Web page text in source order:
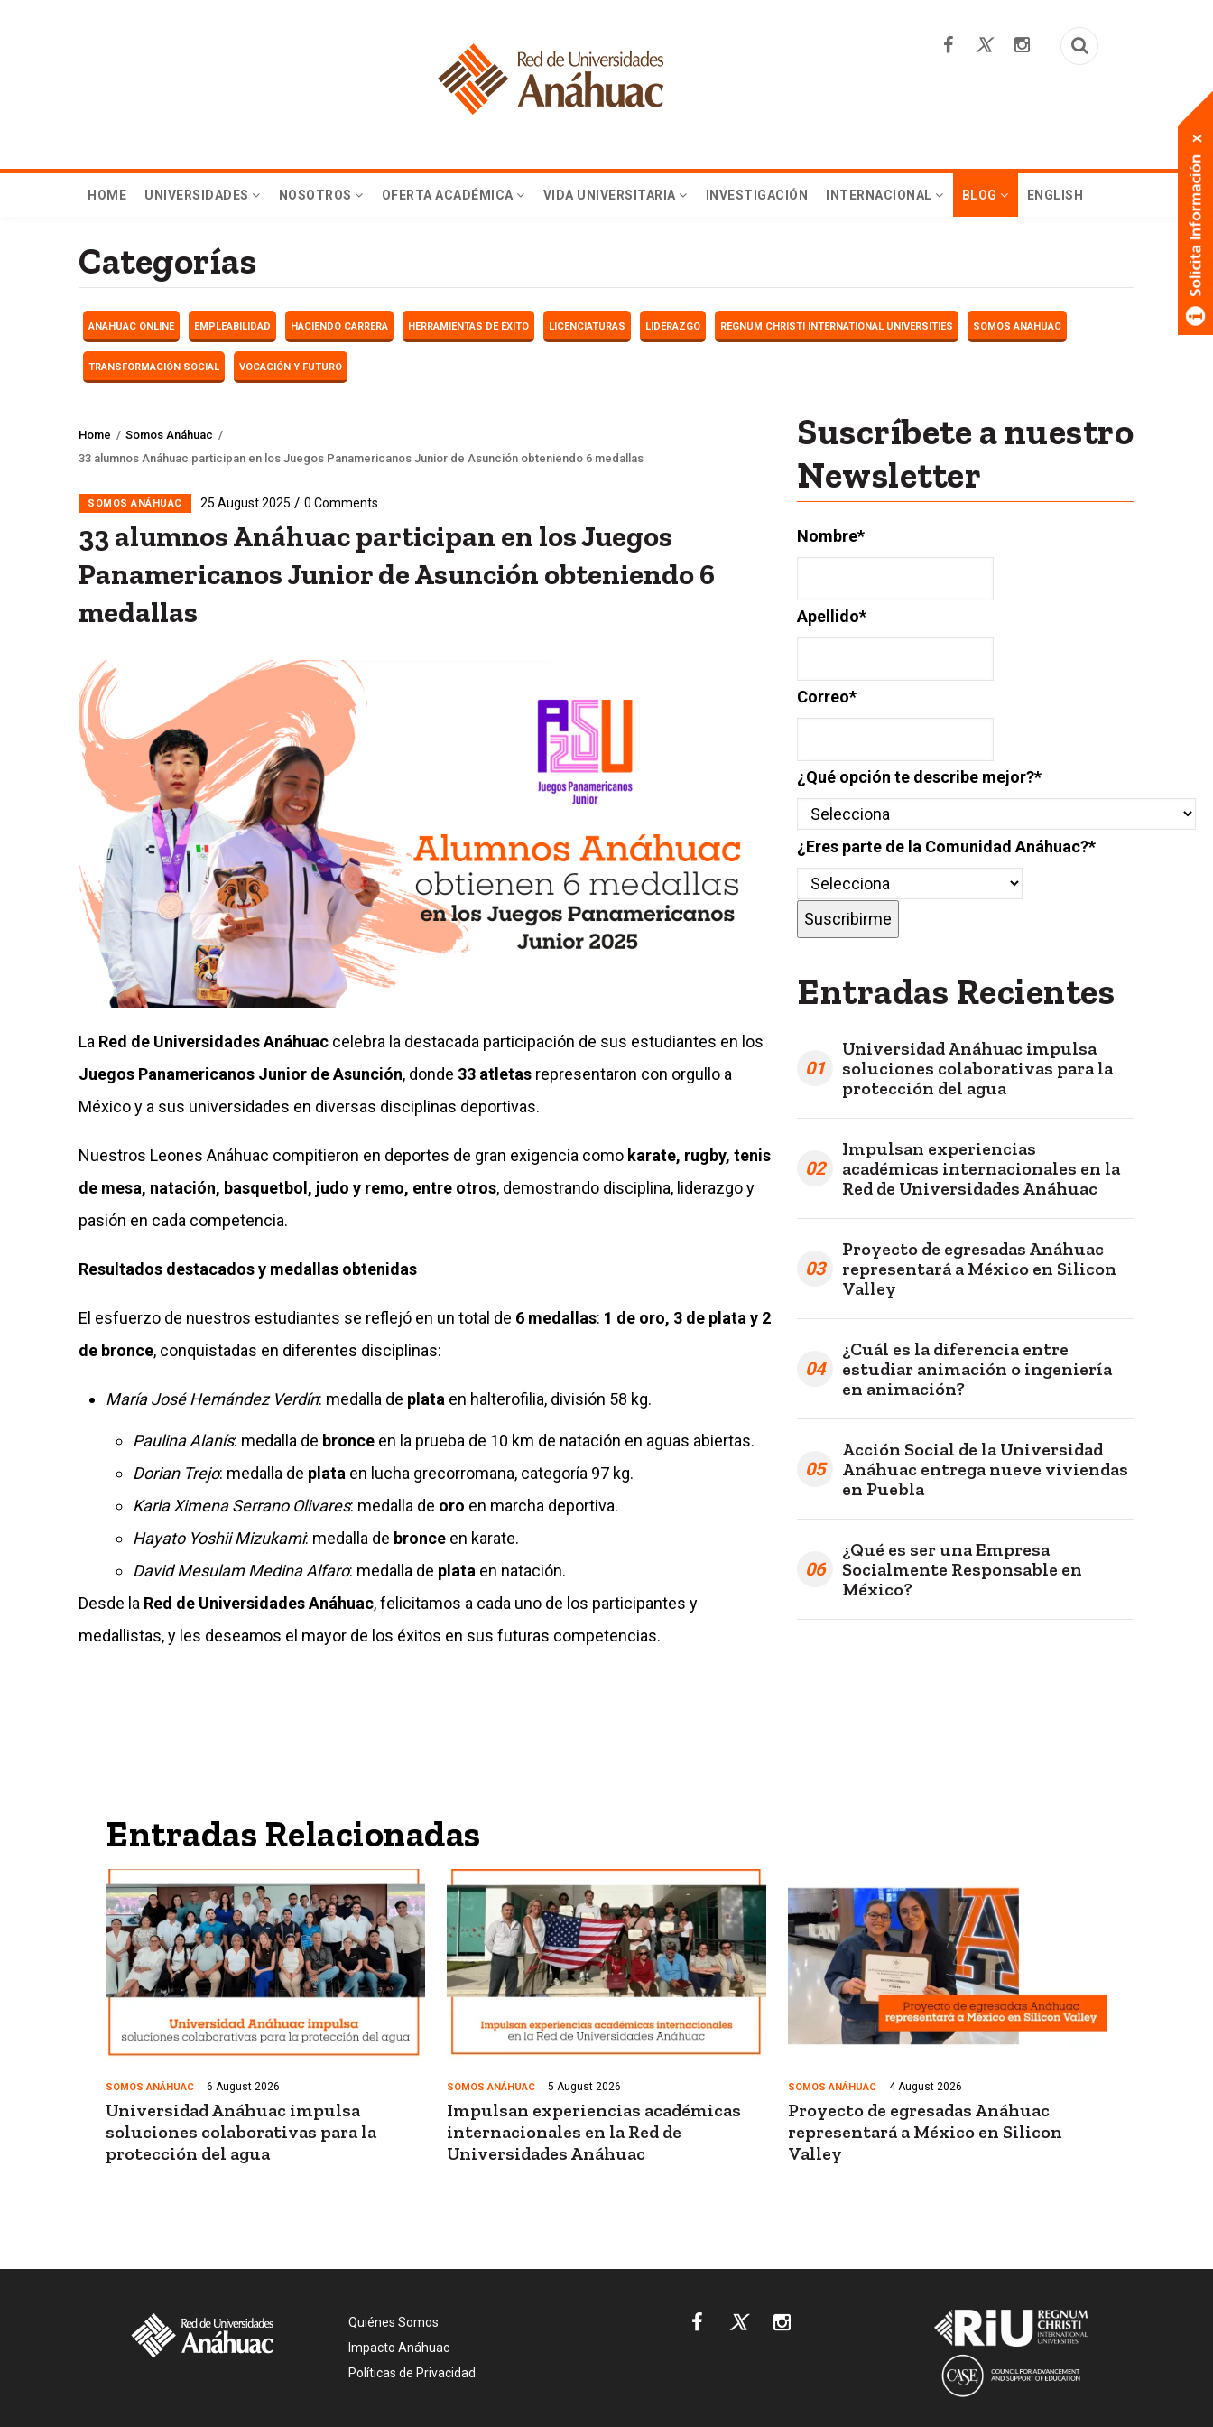
Menú
principal
Hub
HOME UNIVERSIDADES NOSOTROS OFERTA ACADÉMICA VIDA UNIVERSITARIA INVESTIGACIÓN INTERNACIONAL BLOG ENGLISH
Categorías
ANÁHUAC ONLINE EMPLEABILIDAD HACIENDO CARRERA HERRAMIENTAS DE ÉXITO LICENCIATURAS LIDERAZGO REGNUM CHRISTI INTERNATIONAL UNIVERSITIES SOMOS ANÁHUAC
TRANSFORMACIÓN SOCIAL VOCACIÓN Y FUTURO
Breadcrumb
Home / Somos Anáhuac /
33 alumnos Anáhuac participan en los Juegos Panamericanos Junior de Asunción obteniendo 6 medallas
SOMOS ANÁHUAC 25 August 2025 / 0 Comments
33 alumnos Anáhuac participan en los Juegos
Panamericanos Junior de Asunción obteniendo 6
medallas
La Red de Universidades Anáhuac celebra la destacada participación de sus estudiantes en los
Juegos Panamericanos Junior de Asunción, donde 33 atletas representaron con orgullo a
México y a sus universidades en diversas disciplinas deportivas.
Nuestros Leones Anáhuac compitieron en deportes de gran exigencia como karate, rugby, tenis
de mesa, natación, basquetbol, judo y remo, entre otros, demostrando disciplina, liderazgo y
pasión en cada competencia.
Resultados destacados y medallas obtenidas
El esfuerzo de nuestros estudiantes se reflejó en un total de 6 medallas: 1 de oro, 3 de plata y 2
de bronce, conquistadas en diferentes disciplinas:
María José Hernández Verdín: medalla de plata en halterofilia, división 58 kg.
Paulina Alanís: medalla de bronce en la prueba de 10 km de natación en aguas abiertas.
Dorian Trejo: medalla de plata en lucha grecorromana, categoría 97 kg.
Karla Ximena Serrano Olivares: medalla de oro en marcha deportiva.
Hayato Yoshii Mizukami: medalla de bronce en karate.
David Mesulam Medina Alfaro: medalla de plata en natación.
Desde la Red de Universidades Anáhuac, felicitamos a cada uno de los participantes y
medallistas, y les deseamos el mayor de los éxitos en sus futuras competencias.
Suscríbete a nuestro
Newsletter
Nombre*
Apellido*
Correo*
¿Qué opción te describe mejor?*
¿Eres parte de la Comunidad Anáhuac?*
Entradas Recientes
01
Universidad Anáhuac impulsa
soluciones colaborativas para la
protección del agua
02
Impulsan experiencias
académicas internacionales en la
Red de Universidades Anáhuac
03
Proyecto de egresadas Anáhuac
representará a México en Silicon
Valley
04
¿Cuál es la diferencia entre
estudiar animación o ingeniería
en animación?
05
Acción Social de la Universidad
Anáhuac entrega nueve viviendas
en Puebla
06
¿Qué es ser una Empresa
Socialmente Responsable en
México?
Entradas Relacionadas
SOMOS ANÁHUAC 6 August 2026
Universidad Anáhuac impulsa
soluciones colaborativas para la
protección del agua
SOMOS ANÁHUAC 5 August 2026
Impulsan experiencias académicas
internacionales en la Red de
Universidades Anáhuac
SOMOS ANÁHUAC 4 August 2026
Proyecto de egresadas Anáhuac
representará a México en Silicon
Valley
Generación
Anáhuac
Quiénes Somos
Impacto Anáhuac
Políticas de Privacidad